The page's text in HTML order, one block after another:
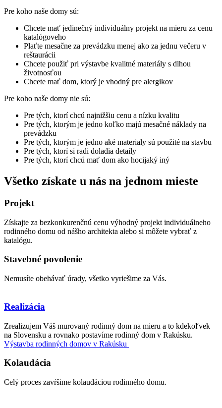
Pre koho naše domy sú:
Chcete mať jedinečný individuálny projekt na mieru za cenu
katalógoveho
Plaťte mesačne za prevádzku menej ako za jednu večeru v
reštaurácii
Chcete použiť pri výstavbe kvalitné materiály s dlhou
životnosťou
Chcete mať dom, ktorý je vhodný pre alergikov
Pre koho naše domy nie sú:
Pre tých, ktorí chcú najnižšiu cenu a nízku kvalitu
Pre tých, ktorým je jedno koľko majú mesačné náklady na
prevádzku
Pre tých, ktorým je jedno aké materialy sú použité na stavbu
Pre tých, ktorí si radi doladia detaily
Pre tých, ktorí chcú mať dom ako hocijaký iný
Všetko získate u nás na jednom mieste
Projekt
Získajte za bezkonkurenčnú cenu výhodný projekt individuálneho
rodinného domu od nášho architekta alebo si môžete vybrať z
katalógu.
Stavebné povolenie
Nemusíte obehávať úrady, všetko vyriešime za Vás.
Realizácia
Zrealizujem Váš murovaný rodinný dom na mieru a to kdekoľvek
na Slovensku a rovnako postavíme rodinný dom v Rakúsku.
Výstavba rodinných domov v Rakúsku
Kolaudácia
Celý proces zavŕšime kolaudáciou rodinného domu.